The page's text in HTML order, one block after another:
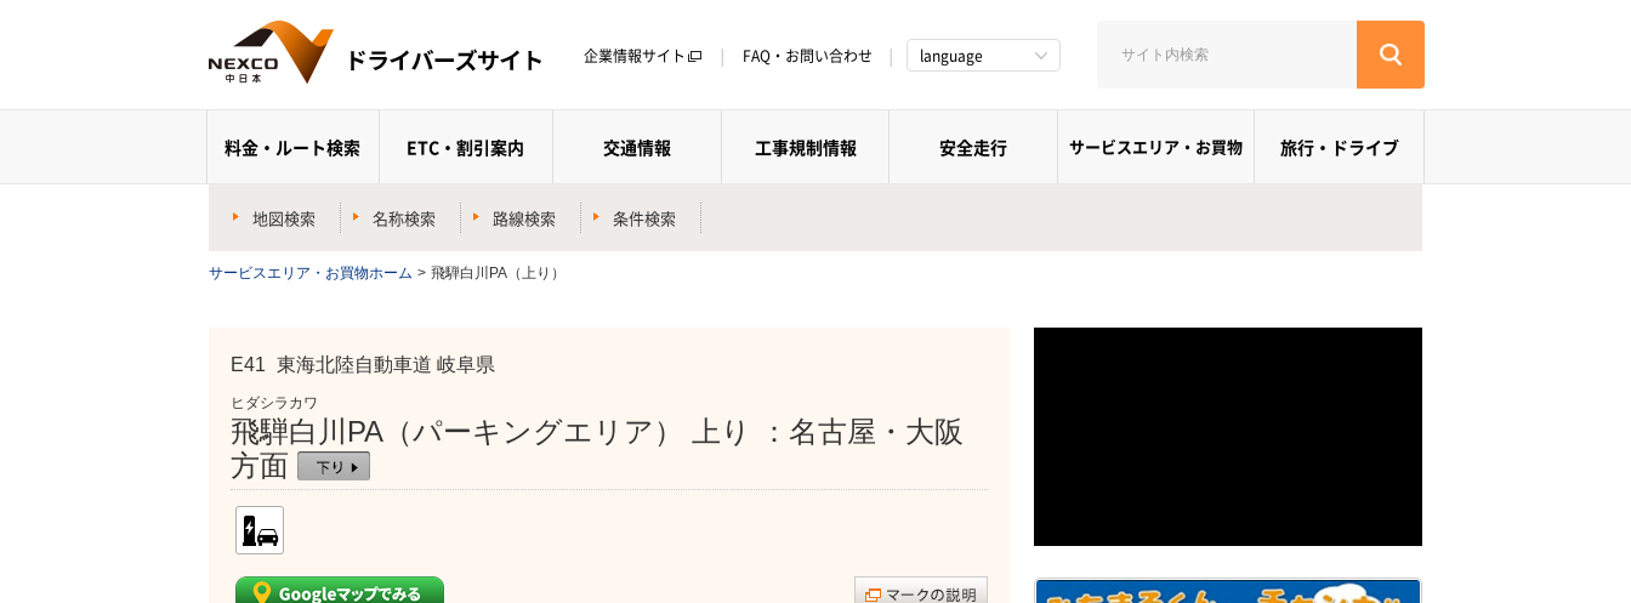
企業情報サイト FAQ・お問い合わせ language
料金・ルート検索 ETC・割引案内 交通情報 工事規制情報 安全走行 サービスエリア・お買物 旅行・ドライブ
地図検索 名称検索 路線検索 条件検索
サービスエリア・お買物ホーム > 飛騨白川PA（上り）
E41 東海北陸自動車道 岐阜県
ヒダシラカワ
飛騨白川PA（パーキングエリア） 上り ：名古屋・大阪
方面